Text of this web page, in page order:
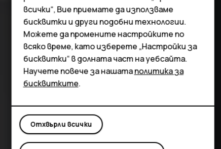
Таблети
всички“, Вие приемате да използваме
бисквитки и други подобни технологии.
Можете да промените настройките по
всяко време, като изберете „Настройки за
бисквитки“ в долната част на уебсайта.
Научете повече за нашатаполитика за
бисквитките.
Отхвърли всички